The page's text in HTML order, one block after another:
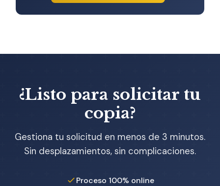
¿Listo para solicitar tu
copia?
Gestiona tu solicitud en menos de 3 minutos.
Sin desplazamientos, sin complicaciones.
Proceso 100% online